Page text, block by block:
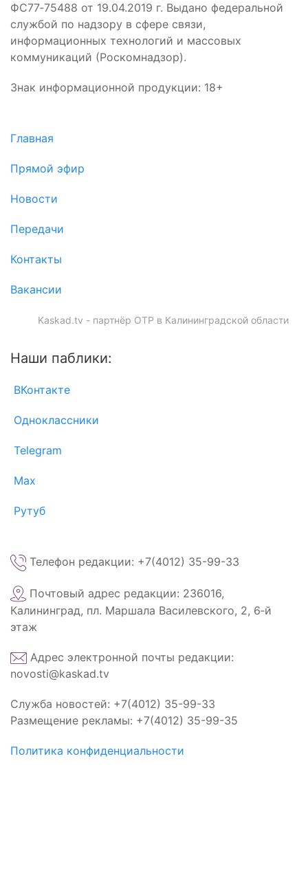
ФС77‑75488 от 19.04.2019 г. Выдано федеральной
службой по надзору в сфере связи,
информационных технологий и массовых
коммуникаций (Роскомнадзор).
Знак информационной продукции: 18+
Главная
Прямой эфир
Новости
Передачи
Контакты
Вакансии
Kaskad.tv - партнёр ОТР в Калининградской области
Наши паблики:
ВКонтакте
Одноклассники
Telegram
Max
Рутуб
Телефон редакции: +7(4012) 35-99-33
Почтовый адрес редакции: 236016,
Калининград, пл. Маршала Василевского, 2, 6‑й
этаж
Адрес электронной почты редакции:
novosti@kaskad.tv
Служба новостей: +7(4012) 35-99-33
Размещение рекламы: +7(4012) 35-99-35
Политика конфиденциальности